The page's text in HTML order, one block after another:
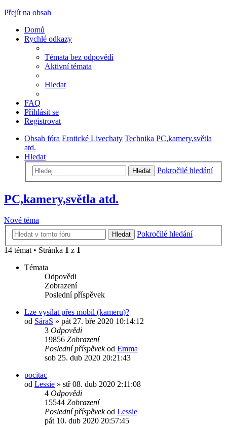
Přejít na obsah
Domů
Rychlé odkazy
Témata bez odpovědí
Aktivní témata
Hledat
FAQ
Přihlásit se
Registrovat
Obsah fóra Erotické Livechaty Technika PC,kamery,světla
atd.
Hledat
Hledat Pokročilé hledání
PC,kamery,světla atd.
Nové téma
Hledat
Pokročilé hledání
14 témat • Stránka 1 z 1
Témata
Odpovědi
Zobrazení
Poslední příspěvek
Lze vysílat přes mobil (kameru)?
od SáraS » pát 27. bře 2020 10:14:12
3 Odpovědi
19856 Zobrazení
Poslední příspěvekod Emma
sob 25. dub 2020 20:21:43
pocitac
od Lessie » stř 08. dub 2020 2:11:08
4 Odpovědi
15544 Zobrazení
Poslední příspěvekod Lessie
pát 10. dub 2020 20:57:45